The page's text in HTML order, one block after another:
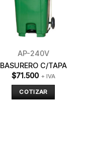
AP-240V
BASURERO C/TAPA
$71.500 + IVA
COTIZAR